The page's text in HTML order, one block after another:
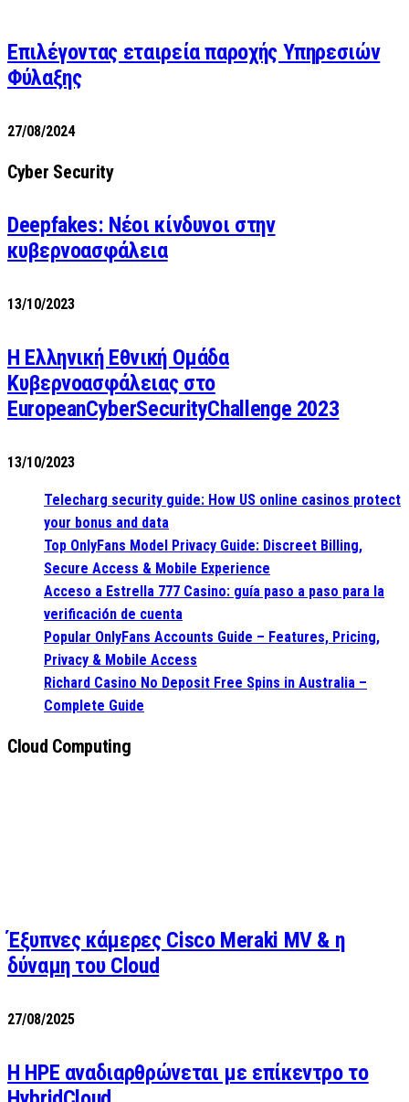
Επιλέγοντας εταιρεία παροχής Υπηρεσιών
Φύλαξης
27/08/2024
Cyber Security
Deepfakes: Νέοι κίνδυνοι στην
κυβερνοασφάλεια
13/10/2023
Η Ελληνική Εθνική Ομάδα
Κυβερνοασφάλειας στο
EuropeanCyberSecurityChallenge 2023
13/10/2023
Telecharg security guide: How US online casinos protect
your bonus and data
Top OnlyFans Model Privacy Guide: Discreet Billing,
Secure Access & Mobile Experience
Acceso a Estrella 777 Casino: guía paso a paso para la
verificación de cuenta
Popular OnlyFans Accounts Guide – Features, Pricing,
Privacy & Mobile Access
Richard Casino No Deposit Free Spins in Australia –
Complete Guide
Cloud Computing
Έξυπνες κάμερες Cisco Meraki MV & η
δύναμη του Cloud
27/08/2025
H HPE αναδιαρθρώνεται με επίκεντρο το